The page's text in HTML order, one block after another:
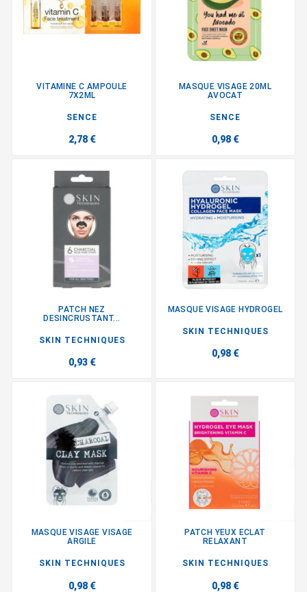
VITAMINE C AMPOULE
7X2ML
SENCE
2,78 €
MASQUE VISAGE 20ML
AVOCAT
SENCE
0,98 €
PATCH NEZ
DESINCRUSTANT...
SKIN TECHNIQUES
0,93 €
MASQUE VISAGE HYDROGEL
SKIN TECHNIQUES
0,98 €
MASQUE VISAGE VISAGE
ARGILE
SKIN TECHNIQUES
0,98 €
PATCH YEUX ECLAT
RELAXANT
SKIN TECHNIQUES
0,98 €